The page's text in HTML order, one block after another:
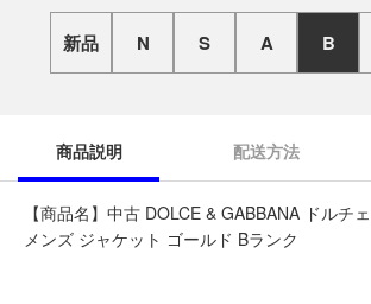
新品 N S A B
商品説明 配送方法
【商品名】中古 DOLCE & GABBANA ドルチ
メンズ ジャケット ゴールド Bランク